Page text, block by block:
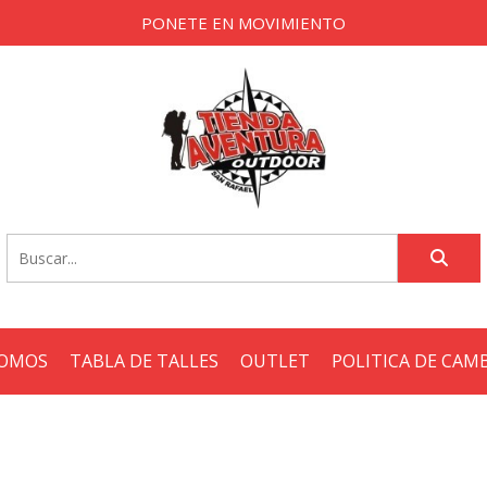
PONETE EN MOVIMIENTO
TABLA DE TALLES OUTLET POLITICA DE